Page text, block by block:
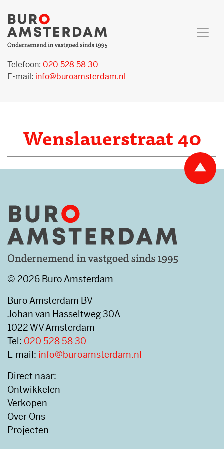
Telefoon: 020 528 58 30
E-mail: info@buroamsterdam.nl
Wenslauerstraat 40
© 2026 Buro Amsterdam
Buro Amsterdam BV
Johan van Hasseltweg 30A
1022 WV Amsterdam
Tel: 020 528 58 30
E-mail: info@buroamsterdam.nl
Direct naar:
Ontwikkelen
Verkopen
Over Ons
Projecten